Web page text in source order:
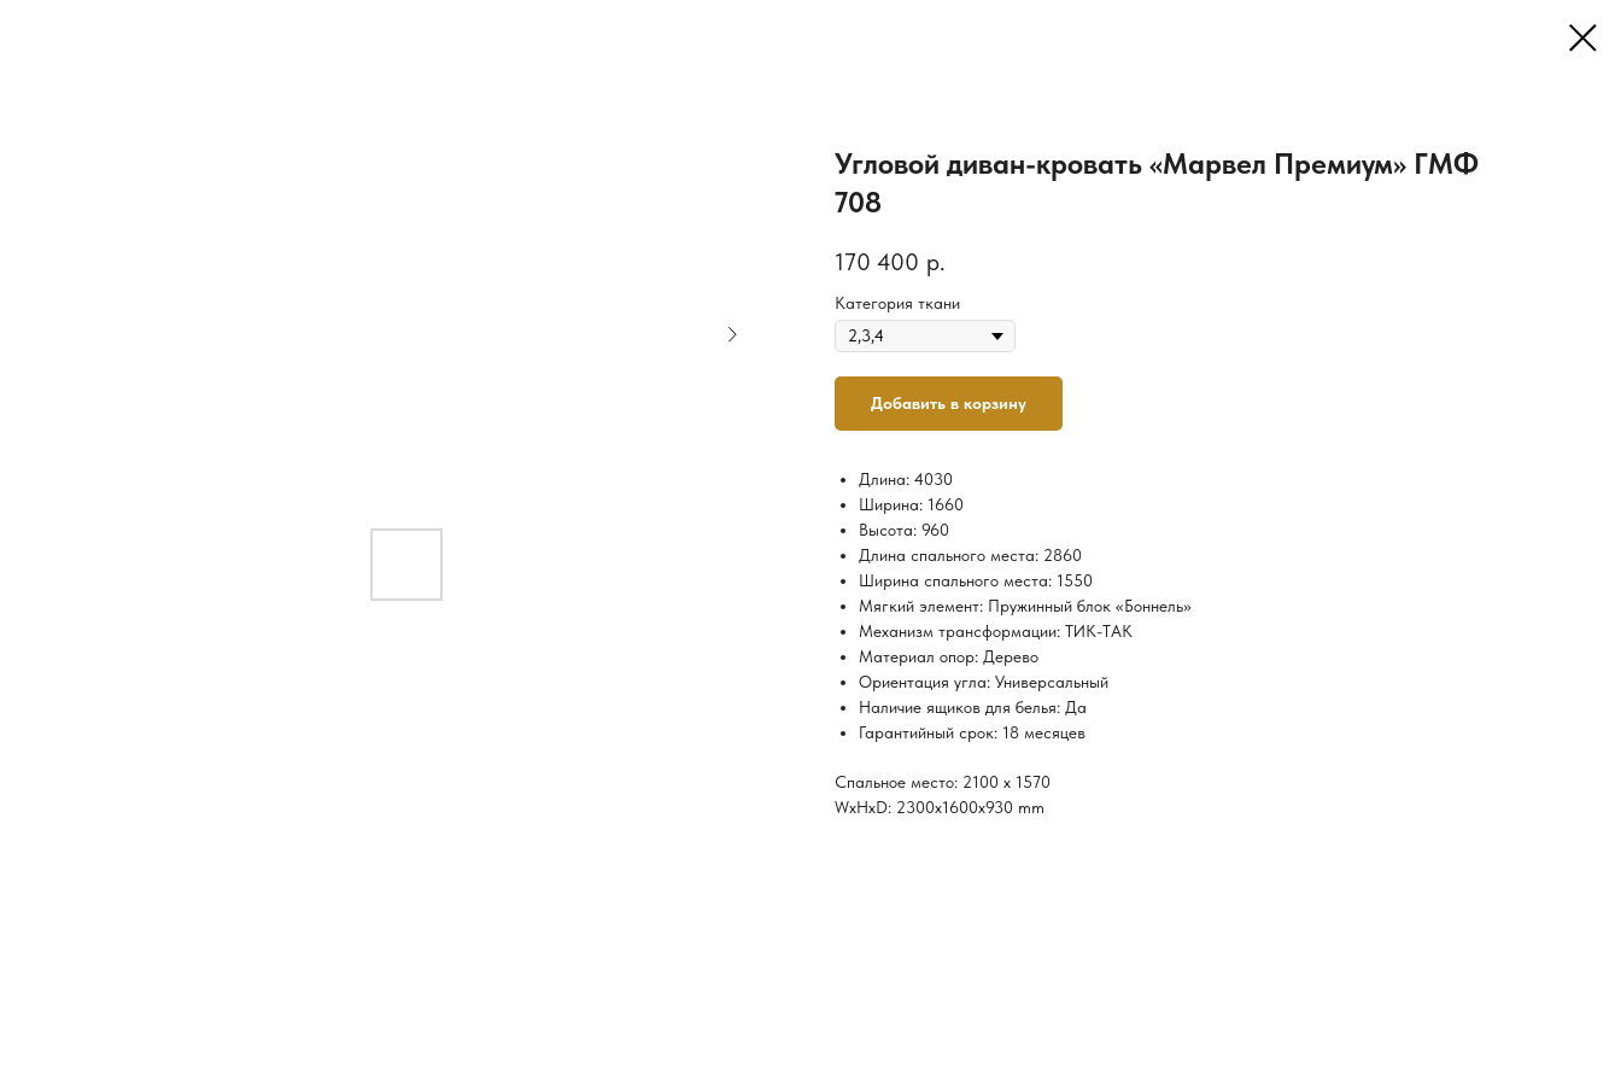
Угловой диван-кровать «Марвел Премиум» ГМФ
708
170 400 р.
Категория ткани
Добавить в корзину
Длина: 4030
Ширина: 1660
Высота: 960
Длина спального места: 2860
Ширина спального места: 1550
Мягкий элемент: Пружинный блок «Боннель»
Механизм трансформации: ТИК-ТАК
Материал опор: Дерево
Ориентация угла: Универсальный
Наличие ящиков для белья: Да
Гарантийный срок: 18 месяцев
Спальное место: 2100 х 1570
WxHxD: 2300x1600x930 mm